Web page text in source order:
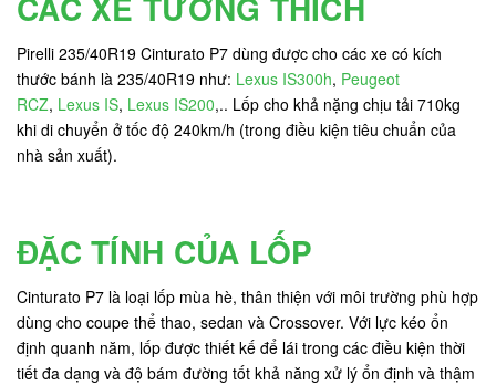
Pirelli 235/40R19 Cinturato P7 dùng được cho các xe có kích
thước bánh là 235/40R19 như: Lexus IS300h, Peugeot
RCZ, Lexus IS, Lexus IS200,.. Lốp cho khả nặng chịu tải 710kg
khi di chuyển ở tốc độ 240km/h (trong điều kiện tiêu chuẩn của
nhà sản xuất).
ĐẶC TÍNH CỦA LỐP
Cinturato P7 là loại lốp mùa hè, thân thiện với môi trường phù hợp
dùng cho coupe thể thao, sedan và Crossover. Với lực kéo ổn
định quanh năm, lốp được thiết kế để lái trong các điều kiện thời
tiết đa dạng và độ bám đường tốt khả năng xử lý ổn định và thậm